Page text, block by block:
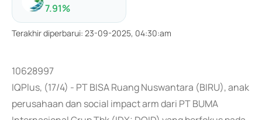
7.91%
Terakhir diperbarui: 23-09-2025, 04:30:am
10628997
IQPlus, (17/4) - PT BISA Ruang Nuswantara (BIRU), anak
perusahaan dan social impact arm dari PT BUMA